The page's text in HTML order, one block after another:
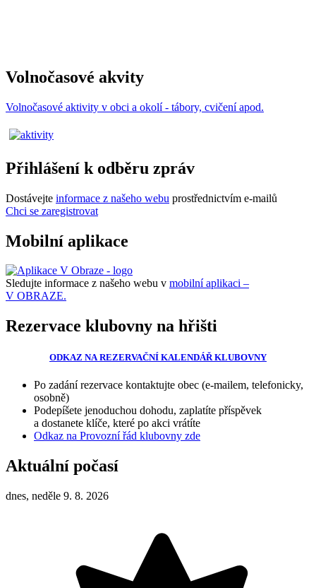
Volnočasové akvity
Volnočasové aktivity v obci a okolí - tábory, cvičení apod.
Přihlášení k odběru zpráv
Dostávejte informace z našeho webu prostřednictvím e-mailů
Chci se zaregistrovat
Mobilní aplikace
Sledujte informace z našeho webu v mobilní aplikaci –
V OBRAZE.
Rezervace klubovny na hřišti
ODKAZ NA REZERVAČNÍ KALENDÁŘ KLUBOVNY
Po zadání rezervace kontaktujte obec (e-mailem, telefonicky,
osobně)
Podepíšete jenoduchou dohodu, zaplatíte příspěvek
a dostanete klíče, které po akci vrátíte
Odkaz na Provozní řád klubovny zde
Aktuální počasí
dnes, neděle 9. 8. 2026